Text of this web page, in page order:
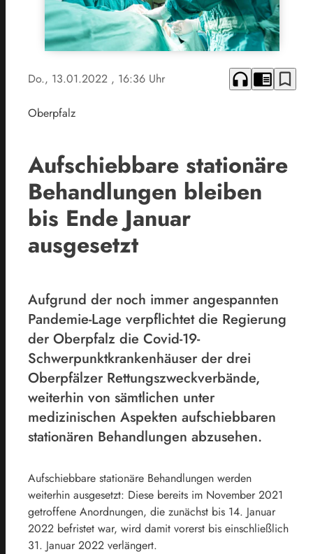
Do., 13.01.2022 , 16:36 Uhr headphones chrome_reader_mode bookmark_border
Oberpfalz
Aufschiebbare stationäre
Behandlungen bleiben
bis Ende Januar
ausgesetzt
Aufgrund der noch immer angespannten
Pandemie-Lage verpflichtet die Regierung
der Oberpfalz die Covid-19-
Schwerpunktkrankenhäuser der drei
Oberpfälzer Rettungszweckverbände,
weiterhin von sämtlichen unter
medizinischen Aspekten aufschiebbaren
stationären Behandlungen abzusehen.
Aufschiebbare stationäre Behandlungen werden
weiterhin ausgesetzt: Diese bereits im November 2021
getroffene Anordnungen, die zunächst bis 14. Januar
2022 befristet war, wird damit vorerst bis einschließlich
31. Januar 2022 verlängert.